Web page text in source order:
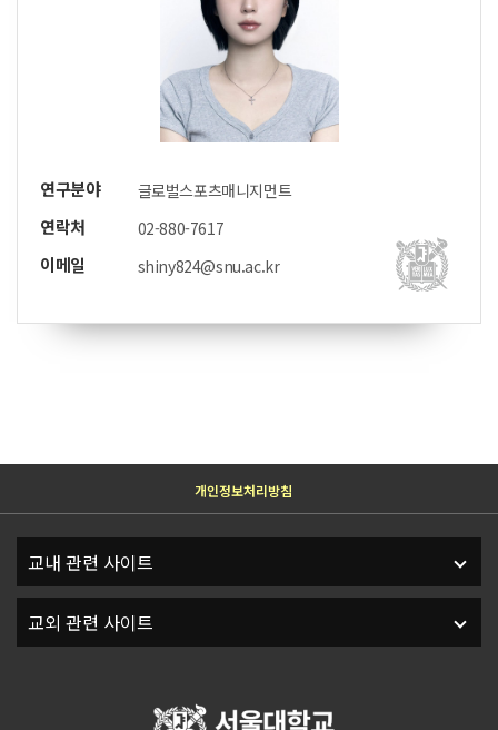
연구분야 글로벌스포츠매니지먼트
연락처 02-880-7617
이메일 shiny824@snu.ac.kr
개인정보처리방침